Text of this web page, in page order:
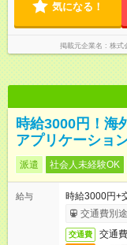
気になる！
掲載元企業名 株式
時給3000円！海
アプリケーショ
派遣 社会人未経験OK
給与
時給3000円+
交通費別
交通費 交通